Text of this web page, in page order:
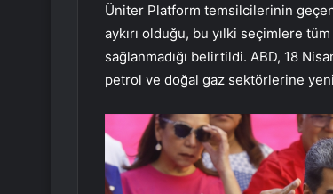
Üniter Platform temsilcilerinin geçen
aykırı olduğu, bu yılki seçimlere
sağlanmadığı belirtildi. ABD, 18
petrol ve doğal gaz sektörlerine